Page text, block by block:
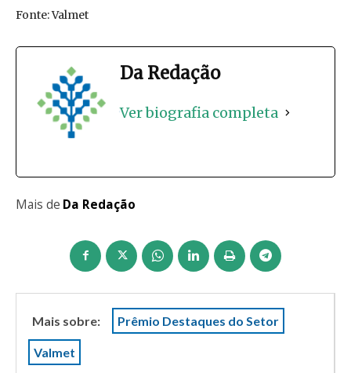
Fonte: Valmet
Da Redação
Ver biografia completa
Mais de Da Redação
Mais sobre: Prêmio Destaques do Setor
Valmet